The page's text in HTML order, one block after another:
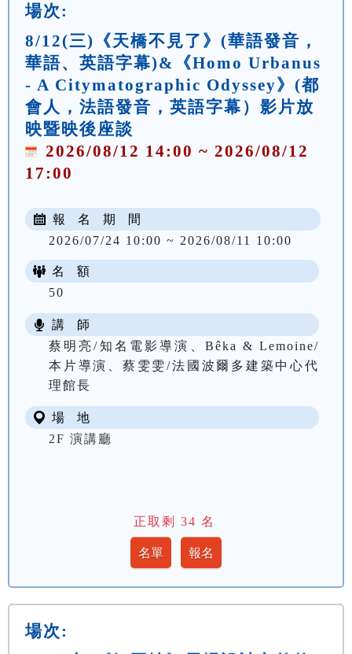
場次:
8/12(三)《天橋不見了》(華語發音，
華語、英語字幕)&《Homo Urbanus
- A Citymatographic Odyssey》(都
會人，法語發音，英語字幕）影片放
映暨映後座談
2026/08/12 14:00 ~ 2026/08/12
17:00
報 名 期 間
2026/07/24 10:00 ~ 2026/08/11 10:00
名 額
50
講 師
蔡明亮/知名電影導演、Bêka & Lemoine/
本片導演、蔡雯雯/法國波爾多建築中心代
理館長
場 地
2F 演講廳
正取剩 34 名
場次: